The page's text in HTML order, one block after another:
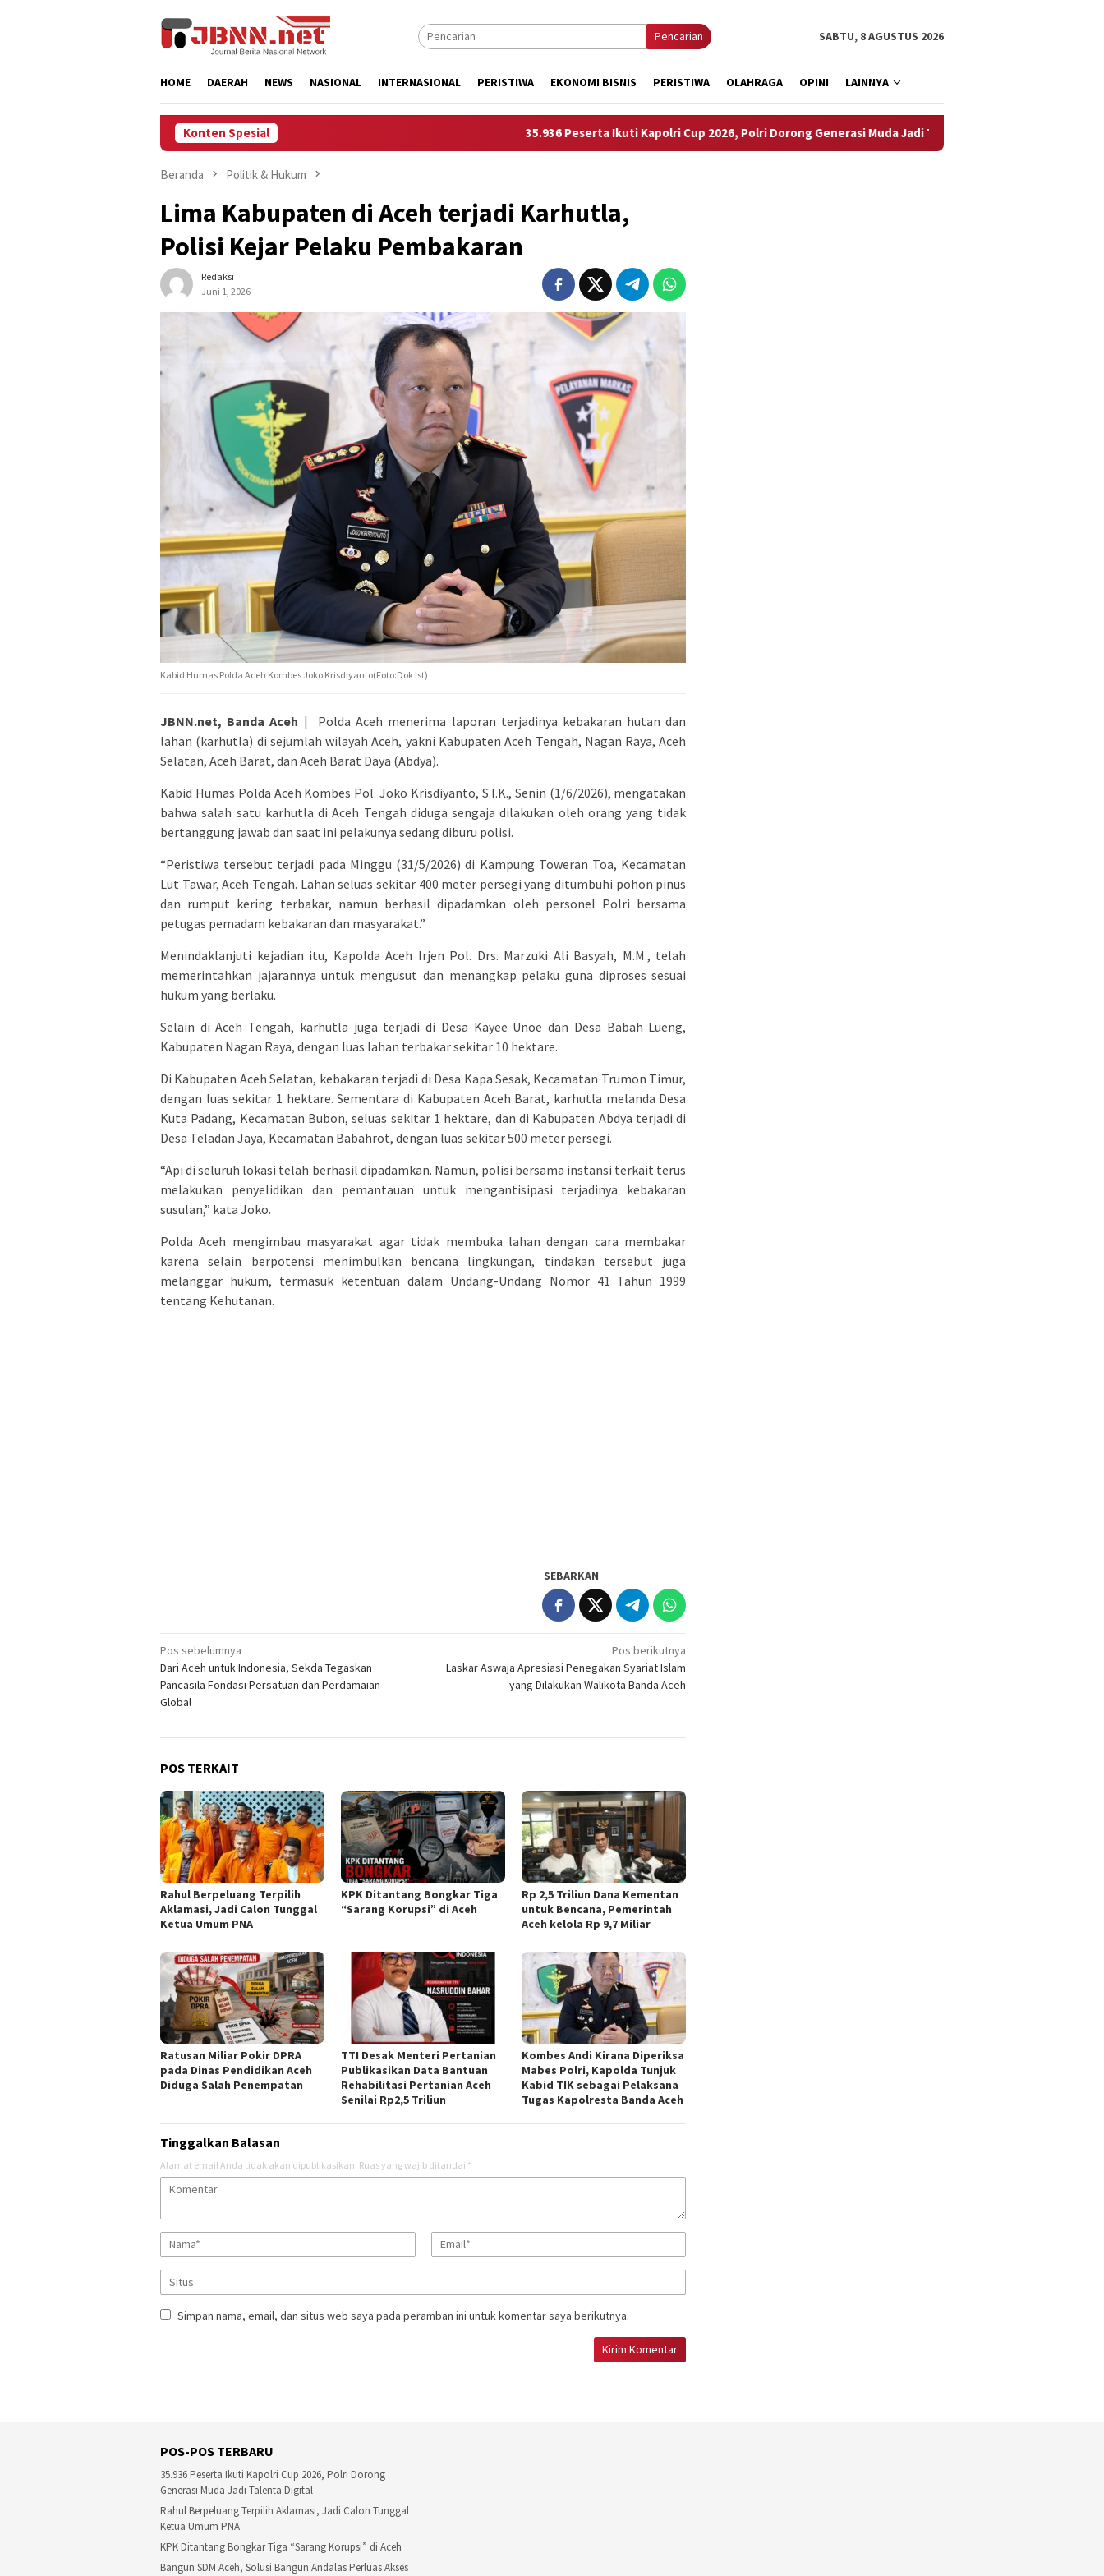
Pencarian SABTU, 8 AGUSTUS 2026
HOME DAERAH NEWS NASIONAL INTERNASIONAL PERISTIWA EKONOMI BISNIS PERISTIWA OLAHRAGA OPINI LAINNYA
Konten Spesial 35.936 Peserta Ikuti Kapolri Cup 2026, Polri Dorong Generasi Muda Jadi Talenta Digital
Beranda Politik & Hukum
Lima Kabupaten di Aceh terjadi Karhutla,
Polisi Kejar Pelaku Pembakaran
Redaksi
Juni 1, 2026
Kabid Humas Polda Aceh Kombes Joko Krisdiyanto(Foto:Dok Ist)
JBNN.net, Banda Aceh | Polda Aceh menerima laporan terjadinya kebakaran hutan dan
lahan (karhutla) di sejumlah wilayah Aceh, yakni Kabupaten Aceh Tengah, Nagan Raya, Aceh
Selatan, Aceh Barat, dan Aceh Barat Daya (Abdya).
Kabid Humas Polda Aceh Kombes Pol. Joko Krisdiyanto, S.I.K., Senin (1/6/2026), mengatakan
bahwa salah satu karhutla di Aceh Tengah diduga sengaja dilakukan oleh orang yang tidak
bertanggung jawab dan saat ini pelakunya sedang diburu polisi.
“Peristiwa tersebut terjadi pada Minggu (31/5/2026) di Kampung Toweran Toa, Kecamatan
Lut Tawar, Aceh Tengah. Lahan seluas sekitar 400 meter persegi yang ditumbuhi pohon pinus
dan rumput kering terbakar, namun berhasil dipadamkan oleh personel Polri bersama
petugas pemadam kebakaran dan masyarakat.”
Menindaklanjuti kejadian itu, Kapolda Aceh Irjen Pol. Drs. Marzuki Ali Basyah, M.M., telah
memerintahkan jajarannya untuk mengusut dan menangkap pelaku guna diproses sesuai
hukum yang berlaku.
Selain di Aceh Tengah, karhutla juga terjadi di Desa Kayee Unoe dan Desa Babah Lueng,
Kabupaten Nagan Raya, dengan luas lahan terbakar sekitar 10 hektare.
Di Kabupaten Aceh Selatan, kebakaran terjadi di Desa Kapa Sesak, Kecamatan Trumon Timur,
dengan luas sekitar 1 hektare. Sementara di Kabupaten Aceh Barat, karhutla melanda Desa
Kuta Padang, Kecamatan Bubon, seluas sekitar 1 hektare, dan di Kabupaten Abdya terjadi di
Desa Teladan Jaya, Kecamatan Babahrot, dengan luas sekitar 500 meter persegi.
“Api di seluruh lokasi telah berhasil dipadamkan. Namun, polisi bersama instansi terkait terus
melakukan penyelidikan dan pemantauan untuk mengantisipasi terjadinya kebakaran
susulan,” kata Joko.
Polda Aceh mengimbau masyarakat agar tidak membuka lahan dengan cara membakar
karena selain berpotensi menimbulkan bencana lingkungan, tindakan tersebut juga
melanggar hukum, termasuk ketentuan dalam Undang-Undang Nomor 41 Tahun 1999
tentang Kehutanan.
SEBARKAN
Navigasi
pos
Pos sebelumnya
Dari Aceh untuk Indonesia, Sekda Tegaskan
Pancasila Fondasi Persatuan dan Perdamaian
Global
Pos berikutnya
Laskar Aswaja Apresiasi Penegakan Syariat Islam
yang Dilakukan Walikota Banda Aceh
POS TERKAIT
Rahul Berpeluang Terpilih
Aklamasi, Jadi Calon Tunggal
Ketua Umum PNA
KPK Ditantang Bongkar Tiga
“Sarang Korupsi” di Aceh
Rp 2,5 Triliun Dana Kementan
untuk Bencana, Pemerintah
Aceh kelola Rp 9,7 Miliar
Ratusan Miliar Pokir DPRA
pada Dinas Pendidikan Aceh
Diduga Salah Penempatan
TTI Desak Menteri Pertanian
Publikasikan Data Bantuan
Rehabilitasi Pertanian Aceh
Senilai Rp2,5 Triliun
Kombes Andi Kirana Diperiksa
Mabes Polri, Kapolda Tunjuk
Kabid TIK sebagai Pelaksana
Tugas Kapolresta Banda Aceh
Tinggalkan Balasan
Alamat email Anda tidak akan dipublikasikan. Ruas yang wajib ditandai *
Simpan nama, email, dan situs web saya pada peramban ini untuk komentar saya berikutnya.
POS-POS TERBARU
35.936 Peserta Ikuti Kapolri Cup 2026, Polri Dorong
Generasi Muda Jadi Talenta Digital
Rahul Berpeluang Terpilih Aklamasi, Jadi Calon Tunggal
Ketua Umum PNA
KPK Ditantang Bongkar Tiga “Sarang Korupsi” di Aceh
Bangun SDM Aceh, Solusi Bangun Andalas Perluas Akses